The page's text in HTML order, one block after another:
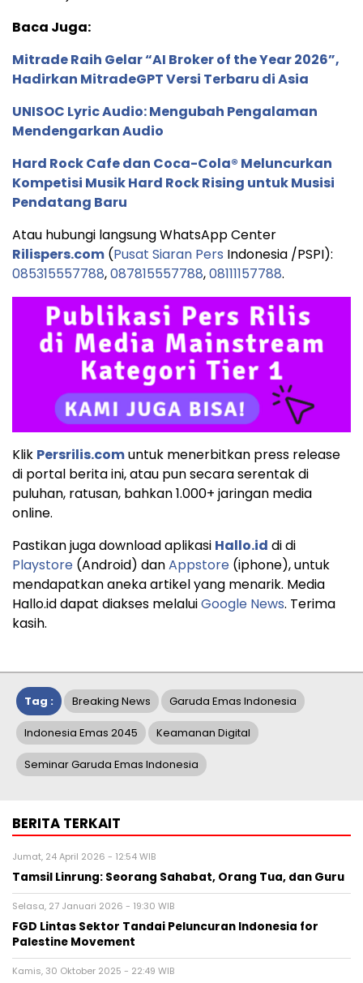
Baca Juga:
Mitrade Raih Gelar “AI Broker of the Year 2026”,
Hadirkan MitradeGPT Versi Terbaru di Asia
UNISOC Lyric Audio: Mengubah Pengalaman
Mendengarkan Audio
Hard Rock Cafe dan Coca-Cola® Meluncurkan
Kompetisi Musik Hard Rock Rising untuk Musisi
Pendatang Baru
Atau hubungi langsung WhatsApp Center
Rilispers.com (Pusat Siaran Pers Indonesia /PSPI):
085315557788,087815557788,08111157788.
Klik Persrilis.comuntuk menerbitkan press release
di portal berita ini, atau pun secara serentak di
puluhan, ratusan, bahkan 1.000+ jaringan media
online.
Pastikan juga download aplikasi Hallo.id di di
Playstore (Android) danAppstore (iphone), untuk
mendapatkan aneka artikel yang menarik. Media
Hallo.id dapat diakses melaluiGoogle News. Terima
kasih.
Tag : Breaking News Garuda Emas Indonesia
Indonesia Emas 2045 Keamanan Digital
Seminar Garuda Emas Indonesia
BERITA TERKAIT
Jumat, 24 April 2026 - 12:54 WIB
Tamsil Linrung: Seorang Sahabat, Orang Tua, dan Guru
Selasa, 27 Januari 2026 - 19:30 WIB
FGD Lintas Sektor Tandai Peluncuran Indonesia for
Palestine Movement
Kamis, 30 Oktober 2025 - 22:49 WIB